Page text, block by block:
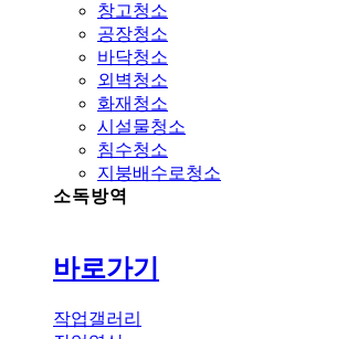
창고청소
공장청소
바닥청소
외벽청소
화재청소
시설물청소
침수청소
지붕배수로청소
소독방역
바로가기
작업갤러리